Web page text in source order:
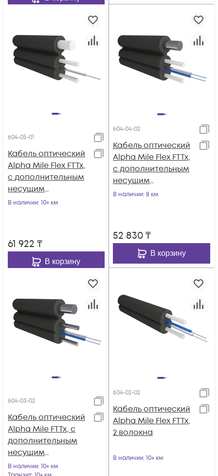
604-05-01
Кабель оптический
Alpha Mile Flex FTTx,
с дополнительным
несущим
элементом (FRP 1.0
В наличии: 10+ км
61 922 ₸
В корзину
604-04-02
Кабель оптический
Alpha Mile Flex FTTx,
с дополнительным
несущим
элементом
В наличии: 8 км
52 830₸
В корзину
604-03-02
Кабель оптический
Alpha Mile FTTx, с
дополнительным
несущим
элементом
В наличии: 10+ км
604-02-02
Кабель оптический
Alpha Mile Flex FTTx,
2 волокна
В наличии: 10+ км